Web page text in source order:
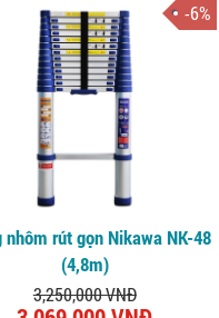
-6%
nhôm rút gọn Nikawa NK-48
(4,8m)
3,250,000 VNĐ